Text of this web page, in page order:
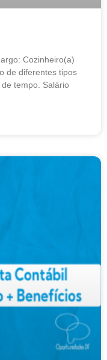
Cozinheiro(a)
de diferentes tipos
tempo. Salário